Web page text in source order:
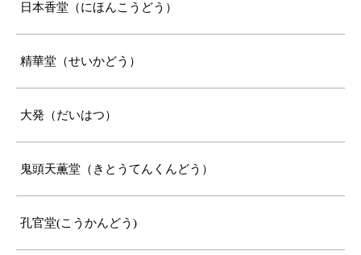
日本香堂（にほんこうどう）
精華堂（せいかどう）
大発（だいはつ）
鬼頭天薫堂（きとうてんくんどう）
孔官堂(こうかんどう)